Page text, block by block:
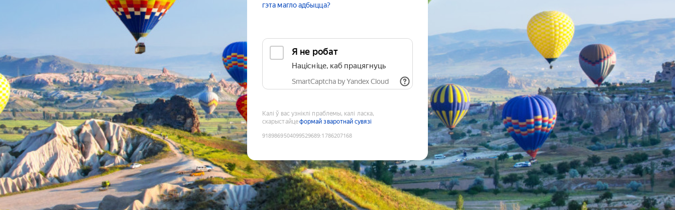
гэта магло адбыцца?
Я не робат
Націсніце, каб працягнуць
SmartCaptcha by Yandex Cloud
Калі ў вас узніклі праблемы, калі ласка,
скарыстайцеформай зваротнай сувязі
9189869504099529689:1786207168